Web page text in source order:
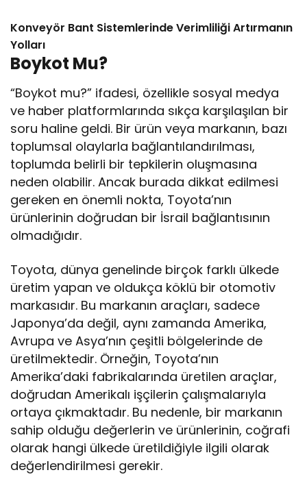
Konveyör Bant Sistemlerinde Verimliliği Artırmanın
Yolları
Boykot Mu?
“Boykot mu?” ifadesi, özellikle sosyal medya
ve haber platformlarında sıkça karşılaşılan bir
soru haline geldi. Bir ürün veya markanın, bazı
toplumsal olaylarla bağlantılandırılması,
toplumda belirli bir tepkilerin oluşmasına
neden olabilir. Ancak burada dikkat edilmesi
gereken en önemli nokta, Toyota’nın
ürünlerinin doğrudan bir İsrail bağlantısının
olmadığıdır.
Toyota, dünya genelinde birçok farklı ülkede
üretim yapan ve oldukça köklü bir otomotiv
markasıdır. Bu markanın araçları, sadece
Japonya’da değil, aynı zamanda Amerika,
Avrupa ve Asya’nın çeşitli bölgelerinde de
üretilmektedir. Örneğin, Toyota’nın
Amerika’daki fabrikalarında üretilen araçlar,
doğrudan Amerikalı işçilerin çalışmalarıyla
ortaya çıkmaktadır. Bu nedenle, bir markanın
sahip olduğu değerlerin ve ürünlerinin, coğrafi
olarak hangi ülkede üretildiğiyle ilgili olarak
değerlendirilmesi gerekir.